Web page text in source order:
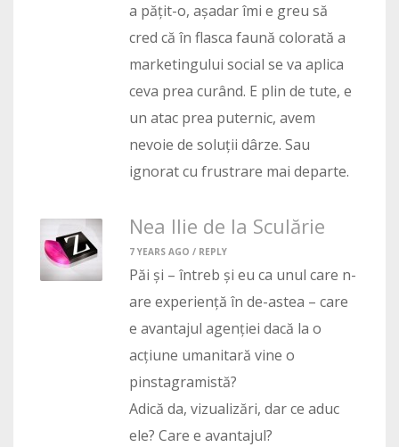
a pățit-o, așadar îmi e greu să
cred că în flasca faună colorată a
marketingului social se va aplica
ceva prea curând. E plin de tute, e
un atac prea puternic, avem
nevoie de soluții dârze. Sau
ignorat cu frustrare mai departe.
Nea Ilie de la Sculărie
7 YEARS AGO / REPLY
Păi și – întreb și eu ca unul care n-
are experiență în de-astea – care
e avantajul agenției dacă la o
acțiune umanitară vine o
pinstagramistă?
Adică da, vizualizări, dar ce aduc
ele? Care e avantajul?